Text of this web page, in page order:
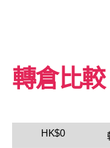
轉倉比較
HK$0